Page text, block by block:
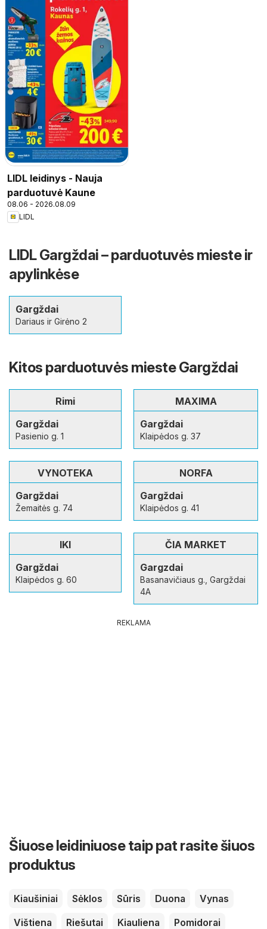
LIDL leidinys - Nauja
parduotuvė Kaune
08.06 - 2026.08.09
LIDL
LIDL Gargždai – parduotuvės mieste ir
apylinkėse
Gargždai
Dariaus ir Girėno 2
Kitos parduotuvės mieste Gargždai
Rimi
Gargždai
Pasienio g. 1
MAXIMA
Gargždai
Klaipėdos g. 37
VYNOTEKA
Gargždai
Žemaitės g. 74
NORFA
Gargždai
Klaipėdos g. 41
IKI
Gargždai
Klaipėdos g. 60
ČIA MARKET
Gargzdai
Basanavičiaus g., Gargždai
4A
REKLAMA
Šiuose leidiniuose taip pat rasite šiuos
produktus
Kiaušiniai Sėklos Sūris Duona
Vynas
Vištiena
Riešutai Kiauliena
Pomidorai